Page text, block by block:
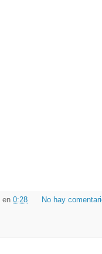
en 0:28 No hay